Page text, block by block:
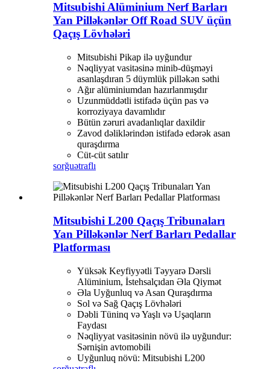
Mitsubishi Alüminium Nerf Barları
Yan Pilləkənlər Off Road SUV üçün
Qaçış Lövhələri
Mitsubishi Pikap ilə uyğundur
Nəqliyyat vasitəsinə minib-düşməyi
asanlaşdıran 5 düymlük pilləkən səthi
Ağır alüminiumdan hazırlanmışdır
Uzunmüddətli istifadə üçün pas və
korroziyaya davamlıdır
Bütün zəruri avadanlıqlar daxildir
Zavod dəliklərindən istifadə edərək asan
quraşdırma
Cüt-cüt satılır
sorğuətraflı
Mitsubishi L200 Qaçış Tribunaları
Yan Pilləkənlər Nerf Barları Pedallar
Platforması
Yüksək Keyfiyyətli Təyyarə Dərsli
Alüminium, İstehsalçıdan Əla Qiymət
Əla Uyğunluq və Asan Quraşdırma
Sol və Sağ Qaçış Lövhələri
Dəbli Tüninq və Yaşlı və Uşaqların
Faydası
Nəqliyyat vasitəsinin növü ilə uyğundur:
Sərnişin avtomobili
Uyğunluq növü: Mitsubishi L200